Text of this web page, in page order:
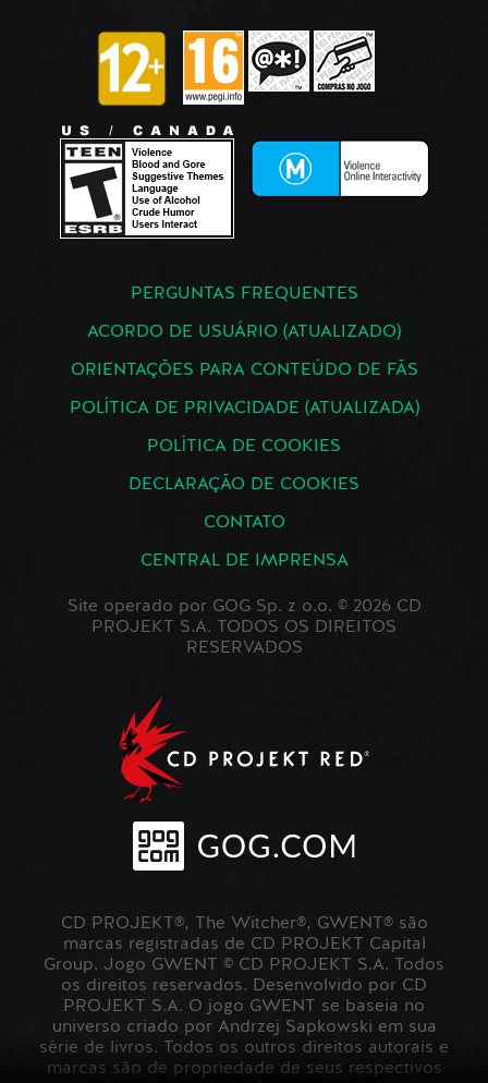
PERGUNTAS FREQUENTES
ACORDO DE USUÁRIO (ATUALIZADO)
ORIENTAÇÕES PARA CONTEÚDO DE FÃS
POLÍTICA DE PRIVACIDADE (ATUALIZADA)
POLÍTICA DE COOKIES
DECLARAÇÃO DE COOKIES
CONTATO
CENTRAL DE IMPRENSA
Site operado por GOG Sp. z o.o. © 2026 CD
PROJEKT S.A. TODOS OS DIREITOS
RESERVADOS
CD PROJEKT®, The Witcher®, GWENT® são
marcas registradas de CD PROJEKT Capital
Group. Jogo GWENT © CD PROJEKT S.A. Todos
os direitos reservados. Desenvolvido por CD
PROJEKT S.A. O jogo GWENT se baseia no
universo criado por Andrzej Sapkowski em sua
série de livros. Todos os outros direitos autorais e
marcas são de propriedade de seus respectivos